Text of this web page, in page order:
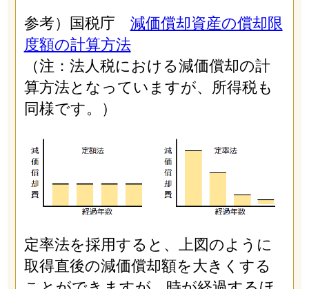
参考）国税庁 減価償却資産の償却限
度額の計算方法
（注：法人税における減価償却の計
算方法となっていますが、所得税も
同様です。）
定率法を採用すると、上図のように
取得直後の減価償却額を大きくする